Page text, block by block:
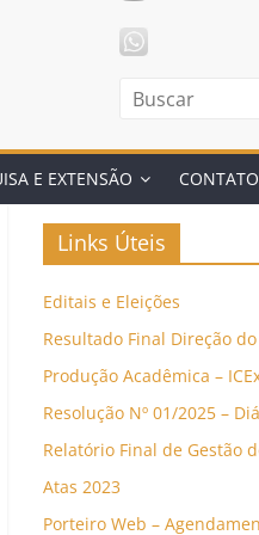
E EXTENSÃO
Links Úteis
Editais e Eleições
Resultado Final Direção do
Produção Acadêmica –
Resolução Nº 01/2025 –
Relatório Final de Gestão
Atas 2023
Porteiro Web –